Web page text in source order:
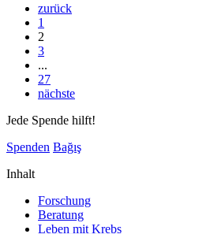
zurück
1
2
3
...
27
nächste
Jede Spende hilft!
Spenden Bağış
Inhalt
Forschung
Beratung
Leben mit Krebs